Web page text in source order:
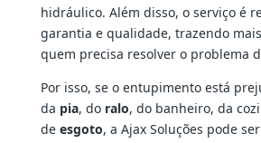
hidráulico. Além disso, o serviço é
garantia e qualidade, trazendo
quem precisa resolver o problema
Por isso, se o entupimento está
da pia, do ralo, do banheiro, da
de esgoto, a Ajax Soluções pode